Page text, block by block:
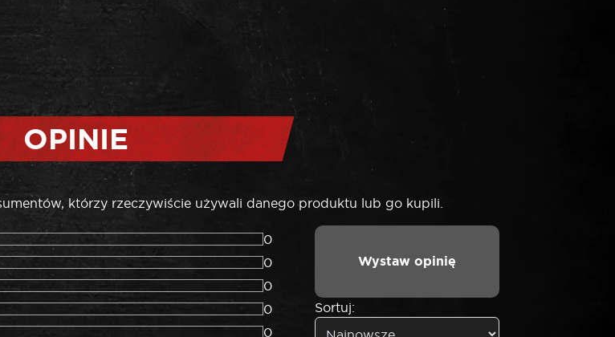
OPINIE
którzy rzeczywiście używali danego produktu lub go kupili.
0
0
0
0
0
Wystaw opinię
Sortuj: